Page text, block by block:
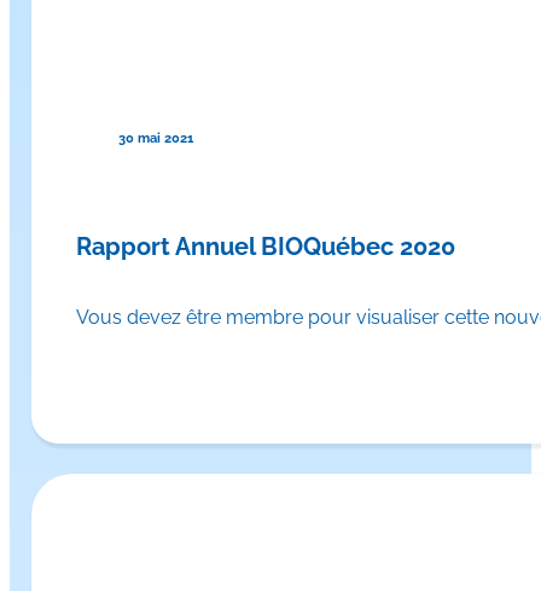
30 mai 2021
Rapport Annuel BIOQuébec 2020
Vous devez être membre pour visualiser cette